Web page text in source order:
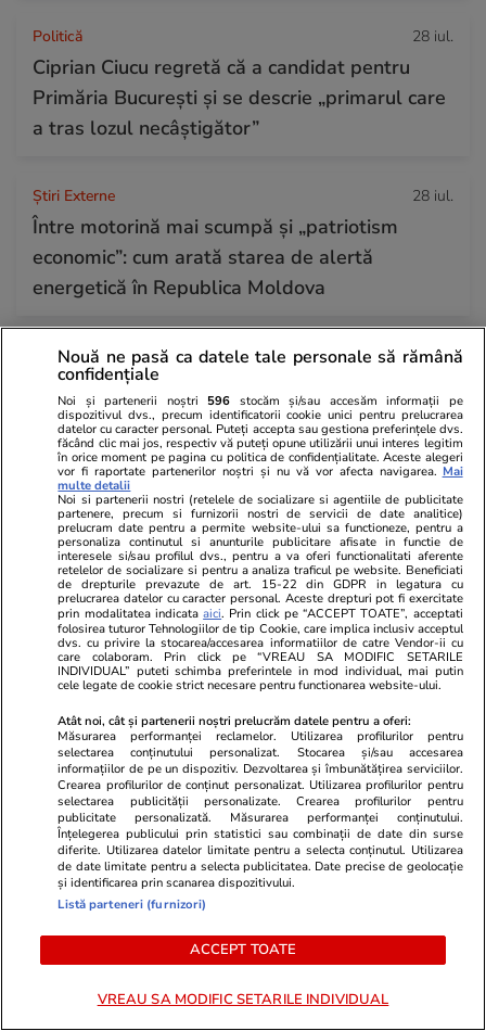
Politică 28 iul.
Ciprian Ciucu regretă că a candidat pentru
Primăria București și se descrie „primarul care
a tras lozul necâștigător”
Știri Externe 28 iul.
Între motorină mai scumpă și „patriotism
economic”: cum arată starea de alertă
energetică în Republica Moldova
Citește mai multe
TRENDING
Auto 28 iul.
Amendă 2.000 de euro și suspendarea
permisului auto pe loc, timp de un an: cu ce
viteză este interzis să circuli pe autostrăzile din
Grecia
Știri Externe 28 iul.
Vremea în Grecia, în august 2026. Un „dom de
căldură” ar putea aduce temperaturi extreme,
de peste 44 grade Celsius
Horoscop 27 iul.
Luna plină din 29 iulie deschide un nou capitol.
Este momentul astral care îți poate schimba
direcția vieții
Nouă ne pasă ca datele tale personale să rămână
confidențiale
Noi și partenerii noștri 596 stocăm și/sau accesăm informații pe
dispozitivul dvs., precum identificatorii cookie unici pentru prelucrarea
datelor cu caracter personal. Puteți accepta sau gestiona preferințele dvs.
făcând clic mai jos, respectiv vă puteți opune utilizării unui interes legitim
în orice moment pe pagina cu politica de confidențialitate. Aceste alegeri
vor fi raportate partenerilor noștri și nu vă vor afecta navigarea. Mai
multe detalii
Noi si partenerii nostri (retelele de socializare si agentiile de publicitate
partenere, precum si furnizorii nostri de servicii de date analitice)
prelucram date pentru a permite website-ului sa functioneze, pentru a
personaliza continutul si anunturile publicitare afisate in functie de
interesele si/sau profilul dvs., pentru a va oferi functionalitati aferente
retelelor de socializare si pentru a analiza traficul pe website. Beneficiati
de drepturile prevazute de art. 15-22 din GDPR in legatura cu
prelucrarea datelor cu caracter personal. Aceste drepturi pot fi exercitate
prin modalitatea indicataaici. Prin click pe “ACCEPT TOATE”, acceptati
folosirea tuturor Tehnologiilor de tip Cookie, care implica inclusiv acceptul
dvs. cu privire la stocarea/accesarea informatiilor de catre Vendor-ii cu
care colaboram. Prin click pe “VREAU SA MODIFIC SETARILE
INDIVIDUAL” puteti schimba preferintele in mod individual, mai putin
cele legate de cookie strict necesare pentru functionarea website-ului.
Atât noi, cât și partenerii noștri prelucrăm datele pentru a oferi:
Măsurarea performanței reclamelor. Utilizarea profilurilor pentru
selectarea conținutului personalizat. Stocarea și/sau accesarea
informațiilor de pe un dispozitiv. Dezvoltarea și îmbunătățirea serviciilor.
Crearea profilurilor de conținut personalizat. Utilizarea profilurilor pentru
selectarea publicității personalizate. Crearea profilurilor pentru
publicitate personalizată. Măsurarea performanței conținutului.
Înțelegerea publicului prin statistici sau combinații de date din surse
diferite. Utilizarea datelor limitate pentru a selecta conținutul. Utilizarea
de date limitate pentru a selecta publicitatea. Date precise de geolocație
și identificarea prin scanarea dispozitivului.
Listă parteneri (furnizori)
ACCEPT TOATE
VREAU SA MODIFIC SETARILE INDIVIDUAL